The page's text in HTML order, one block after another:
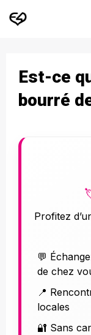
Est-ce
bourré
Profitez
💬
de chez
📍
locales
🔐 Sans